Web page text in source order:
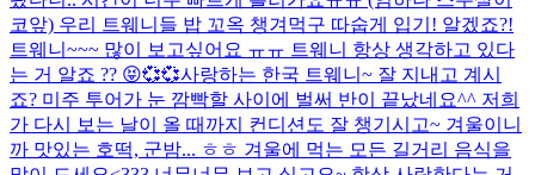
코앞) 우리 트웨니들 밥 꼬옥 챙겨먹구 따숩게 입기! 알겠죠?!
트웨니~~~ 많이 보고싶어요 ㅠㅠ 트웨니 항상 생각하고 있다
는 거 알죠 ?? 😝💞💞사랑하는 한국 트웨니~ 잘 지내고 계시
죠? 미주 투어가 눈 깜빡할 사이에 벌써 반이 끝났네요^^ 저희
가 다시 보는 날이 올 때까지 컨디션도 잘 챙기시고~ 겨울이니
까 맛있는 호떡, 군밤... ㅎㅎ 겨울에 먹는 모든 길거리 음식을